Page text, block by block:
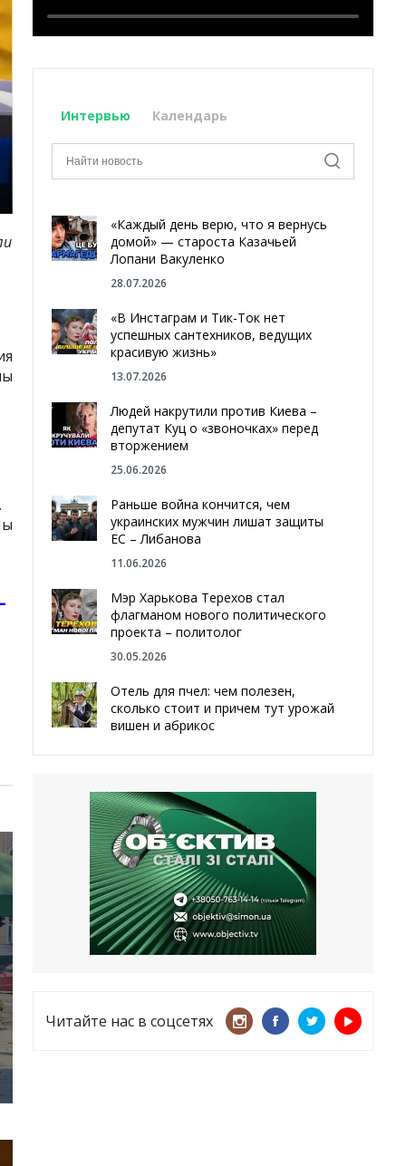
Интервью Календарь
«Каждый день верю, что я вернусь
домой» — староста Казачьей
Лопани Вакуленко
28.07.2026
«В Инстаграм и Тик-Ток нет
успешных сантехников, ведущих
красивую жизнь»
13.07.2026
Людей накрутили против Киева –
депутат Куц о «звоночках» перед
вторжением
25.06.2026
Раньше война кончится, чем
украинских мужчин лишат защиты
ЕС – Либанова
11.06.2026
Мэр Харькова Терехов стал
флагманом нового политического
проекта – политолог
30.05.2026
Отель для пчел: чем полезен,
сколько стоит и причем тут урожай
вишен и абрикос
Чугуева, города, который устоял,
несмотря ни на что
21.05.2026
«ТЦК нарушает закон? Пусть
платят!» Как благодаря штрафу
женщину сняли с учета
15.05.2026
Читайте нас в соцсетях